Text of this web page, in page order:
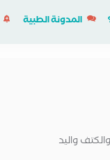
المدونة الطبية
واليد